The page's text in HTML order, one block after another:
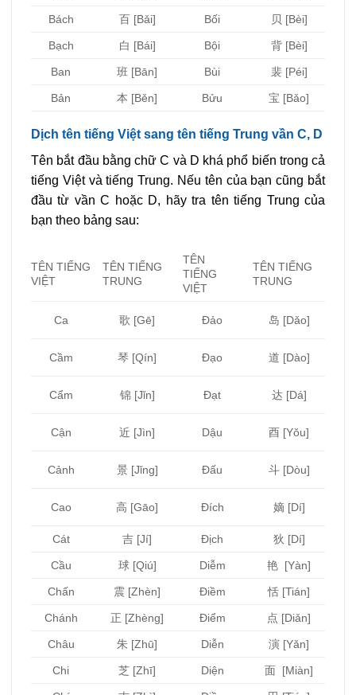
Bách 百 [Bǎi] Bối 贝 [Bèi]
Bạch 白 [Bái] Bội 背 [Bèi]
Ban 班 [Bān] Bùi 裴 [Péi]
Bản 本 [Běn] Bửu 宝 [Bǎo]
Dịch tên tiếng Việt sang tên tiếng Trung vần C, D
Tên bắt đầu bằng chữ C và D khá phổ biến trong cả
tiếng Việt và tiếng Trung. Nếu tên của bạn cũng bắt
đầu từ vần C hoặc D, hãy tra tên tiếng Trung của
bạn theo bảng sau:
TÊN TIẾNG
VIỆT
TÊN TIẾNG
TRUNG
TÊN
TIẾNG
VIỆT
TÊN TIẾNG
TRUNG
Ca 歌 [Gē] Đảo 岛 [Dǎo]
Cầm 琴 [Qín] Đạo 道 [Dào]
Cẩm 锦 [Jǐn] Đạt 达 [Dá]
Cận 近 [Jìn] Dậu 酉 [Yǒu]
Cảnh 景 [Jǐng] Đấu 斗 [Dòu]
Cao 高 [Gāo] Đích 嫡 [Dí]
Cát 吉 [Jí] Địch 狄 [Dí]
Cầu 球 [Qiú] Diễm 艳 [Yàn]
Chấn 震 [Zhèn] Điềm 恬 [Tián]
Chánh 正 [Zhèng] Điểm 点 [Diǎn]
Châu 朱 [Zhū] Diễn 演 [Yǎn]
Chi 芝 [Zhī] Diện 面 [Miàn]